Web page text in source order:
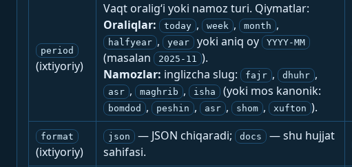
period
(ixtiyoriy)
Vaqt oralig‘i yoki namoz turi. Qiymatlar:
Oraliqlar:
today , week , month ,
halfyear , year yoki aniq oy YYYY-MM
(masalan 2025-11 ).
Namozlar: inglizcha slug: fajr , dhuhr ,
asr , maghrib , isha (yoki mos kanonik:
bomdod , peshin , asr , shom , xufton ).
format
(ixtiyoriy)
json — JSON chiqaradi; docs
— shu hujjat
sahifasi.